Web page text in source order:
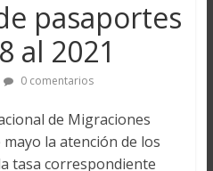
pasaportes
al 2021
0 comentarios
de Migraciones
la atención de los
tasa correspondiente